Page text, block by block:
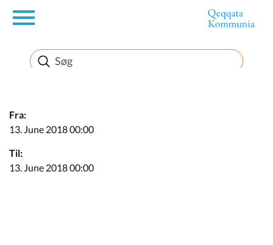
en
Borger
Fra:
13. June 2018 00:00
Til:
13. June 2018 00:00